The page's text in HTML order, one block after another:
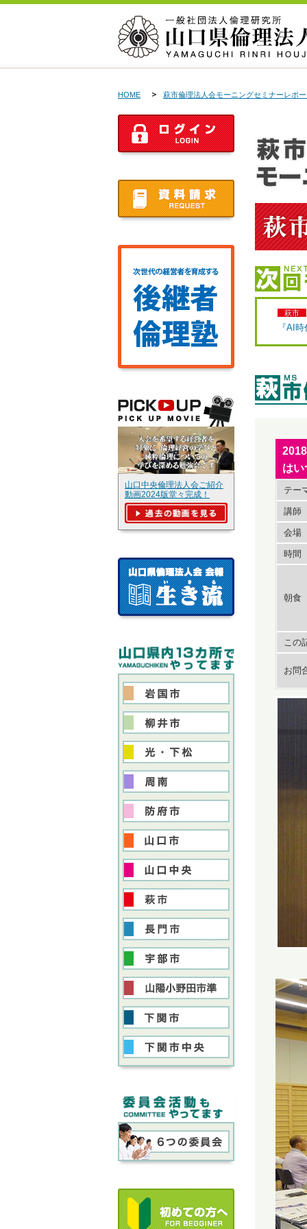
HOME 萩市倫理法人会モーニングセミナーレポ
萩市
『AI
はい
テー
講師
会場
時間
朝食
この
お問
山口中央倫理法人会ご紹介
動画2024版堂々完成！